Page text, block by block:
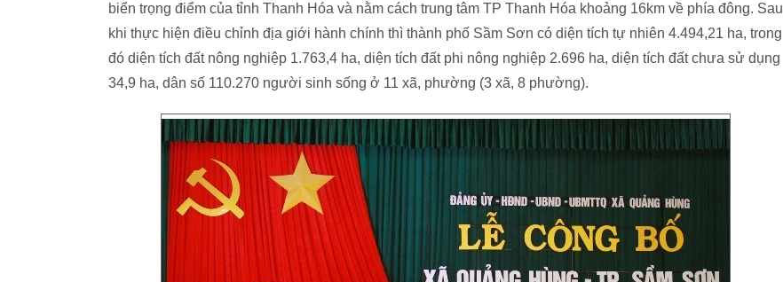
biển trọng điểm của tỉnh Thanh Hóa và nằm cách trung tâm TP Thanh Hóa khoảng 16km về phía đông. Sau
khi thực hiện điều chỉnh địa giới hành chính thì thành phố Sầm Sơn có diện tích tự nhiên 4.494,21 ha, trong
đó diện tích đất nông nghiệp 1.763,4 ha, diện tích đất phi nông nghiệp 2.696 ha, diện tích đất chưa sử dụng
34,9 ha, dân số 110.270 người sinh sống ở 11 xã, phường (3 xã, 8 phường).